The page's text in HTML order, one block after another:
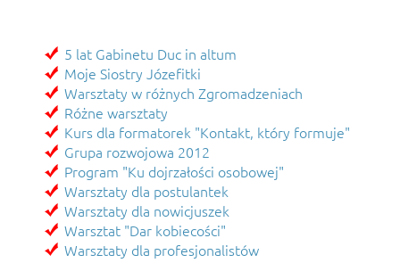
5 lat Gabinetu Duc in altum
Moje Siostry Józefitki
Warsztaty w różnych Zgromadzeniach
Różne warsztaty
Kurs dla formatorek "Kontakt, który formuje"
Grupa rozwojowa 2012
Program "Ku dojrzałości osobowej"
Warsztaty dla postulantek
Warsztaty dla nowicjuszek
Warsztat "Dar kobiecości"
Warsztaty dla profesjonalistów